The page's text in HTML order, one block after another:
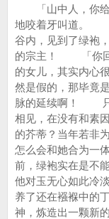
「山中人，你给
地咬着牙叫道
谷内，见到了绿袍
的宗主！ 「你回
的女儿，其实内
然是假的，那毕竟
脉的延续啊！ 只
相见，在没有和素
的芥蒂？当年若非
怎么会和她合为
前，绿袍实在是不
他对玉无心如此
养了还在襁褓中的
神，炼造出一颗新